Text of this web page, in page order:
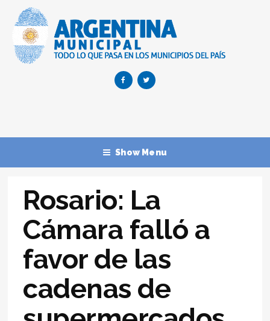
Show Menu
Rosario: La
Cámara falló a
favor de las
cadenas de